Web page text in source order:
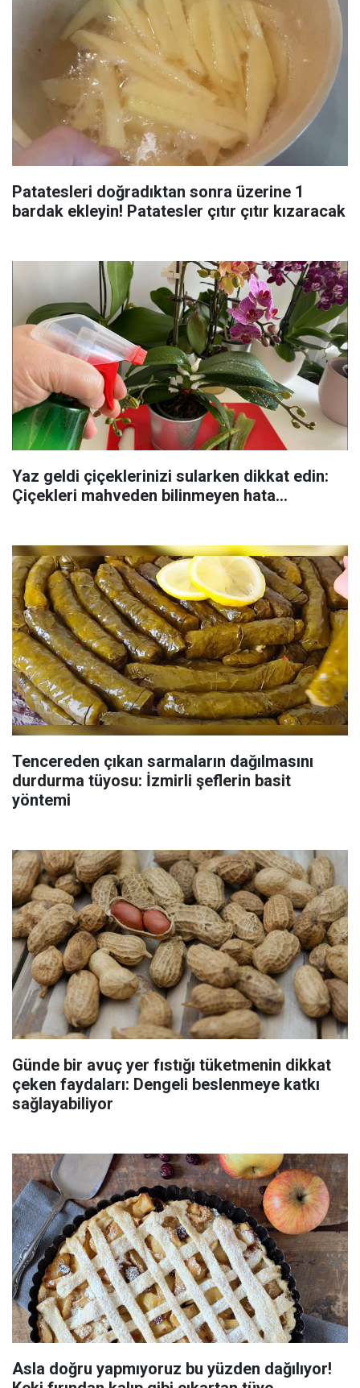
Patatesleri doğradıktan sonra üzerine 1
bardak ekleyin! Patatesler çıtır çıtır kızaracak
Yaz geldi çiçeklerinizi sularken dikkat edin:
Çiçekleri mahveden bilinmeyen hata...
Tencereden çıkan sarmaların dağılmasını
durdurma tüyosu: İzmirli şeflerin basit
yöntemi
Günde bir avuç yer fıstığı tüketmenin dikkat
çeken faydaları: Dengeli beslenmeye katkı
sağlayabiliyor
Asla doğru yapmıyoruz bu yüzden dağılıyor!